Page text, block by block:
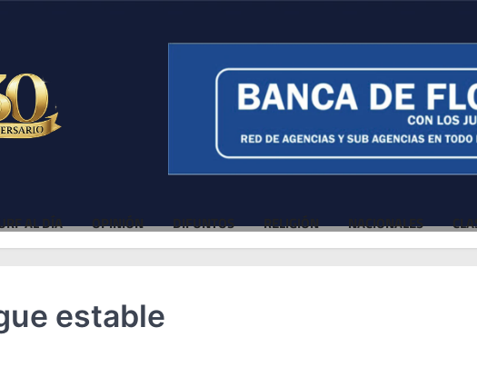
AL DÍA OPINIÓN DIFUNTOS RELIGIÓN NACIONALES
estable